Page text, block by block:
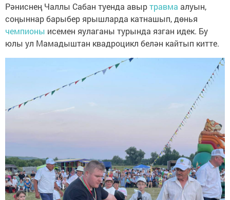
Рәниснең Чаллы Сабан туенда авыртравма алуын,
соңыннар барыбер ярышларда катнашып, дөнья
чемпионы исемен яулаганы турында язган идек. Бу
юлы ул Мамадыштан квадроцикл белән кайтып китте.